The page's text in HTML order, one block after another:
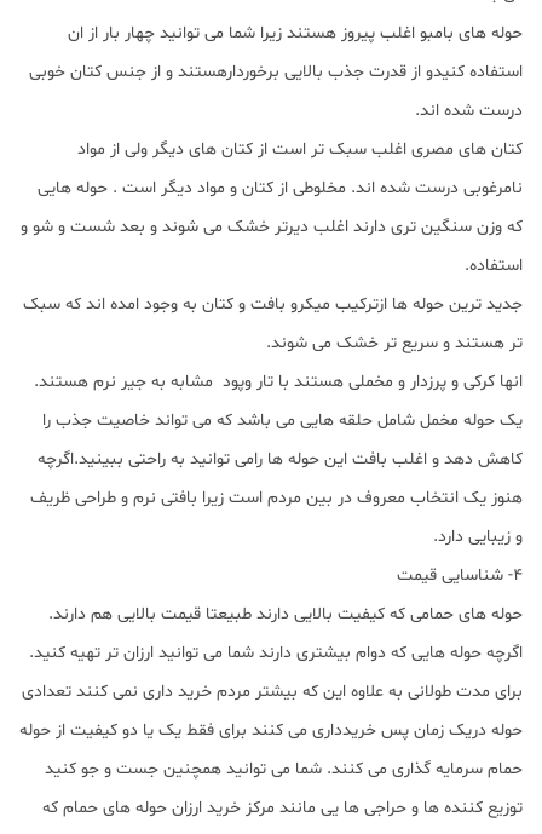
حوله های بامبو اغلب پیروز هستند زیرا شما می توانید چهار بار از ان
استفاده کنیدو از قدرت جذب بالایی برخوردارهستند و از جنس کتان خوبی
درست شده اند.
کتان های مصری اغلب سبک تر است از کتان های دیگر ولی از مواد
نامرغوبی درست شده اند. مخلوطی از کتان و مواد دیگر است . حوله هایی
که وزن سنگین تری دارند اغلب دیرتر خشک می شوند و بعد شست و شو و
استفاده.
جدید ترین حوله ها ازترکیب میکرو بافت و کتان به وجود امده اند که سبک
تر هستند و سریع تر خشک می شوند.
انها کرکی و پرزدار و مخملی هستند با تار وپود مشابه به جیر نرم هستند.
یک حوله مخمل شامل حلقه هایی می باشد که می تواند خاصیت جذب را
کاهش دهد و اغلب بافت این حوله ها رامی توانید به راحتی ببینید.اگرچه
هنوز یک انتخاب معروف در بین مردم است زیرا بافتی نرم و طراحی ظریف
و زیبایی دارد.
4- شناسایی قیمت
حوله های حمامی که کیفیت بالایی دارند طبیعتا قیمت بالایی هم دارند.
اگرچه حوله هایی که دوام بیشتری دارند شما می توانید ارزان تر تهیه کنید.
برای مدت طولانی به علاوه این که بیشتر مردم خرید داری نمی کنند تعدادی
حوله دریک زمان پس خریدداری می کنند برای فقط یک یا دو کیفیت از حوله
حمام سرمایه گذاری می کنند. شما می توانید همچنین جست و جو کنید
توزیع کننده ها و حراجی ها یی مانند مرکز خرید ارزان حوله های حمام که